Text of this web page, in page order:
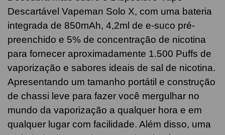
Descartável Vapeman Solo X, com uma bateria
integrada de 850mAh, 4,2ml de e-suco pré-
preenchido e 5% de concentração de nicotina
para fornecer aproximadamente 1.500 Puffs de
vaporização e sabores ideais de sal de nicotina.
Apresentando um tamanho portátil e construção
de chassi leve para fazer você mergulhar no
mundo da vaporização a qualquer hora e em
qualquer lugar com facilidade. Além disso, uma